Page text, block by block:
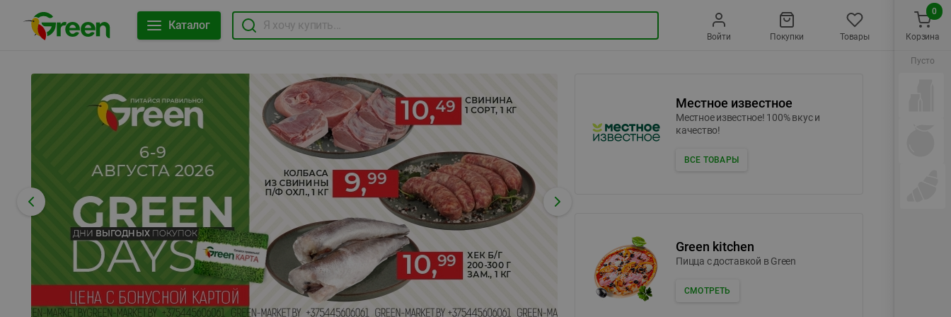
Каталог
Войти Покупки Товары
Местное известное
Местное известное! 100% вкус и
качество!
ВСЕ ТОВАРЫ
Green kitchen
Пицца c доставкой в Green
СМОТРЕТЬ
Корзина
0
Пусто